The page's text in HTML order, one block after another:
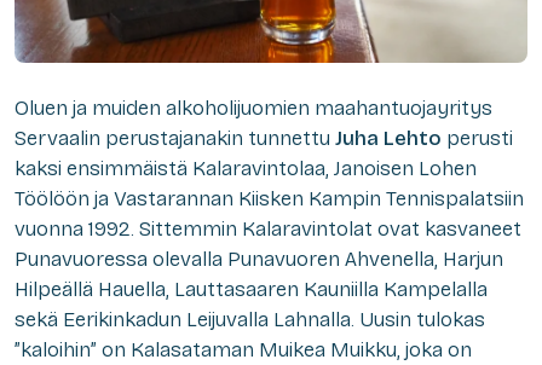
Oluen ja muiden alkoholijuomien maahantuojayritys
Servaalin perustajanakin tunnettu Juha Lehto perusti
kaksi ensimmäistä Kalaravintolaa, Janoisen Lohen
Töölöön ja Vastarannan Kiisken Kampin Tennispalatsiin
vuonna 1992. Sittemmin Kalaravintolat ovat kasvaneet
Punavuoressa olevalla Punavuoren Ahvenella, Harjun
Hilpeällä Hauella, Lauttasaaren Kauniilla Kampelalla
sekä Eerikinkadun Leijuvalla Lahnalla. Uusin tulokas
”kaloihin” on Kalasataman Muikea Muikku, joka on